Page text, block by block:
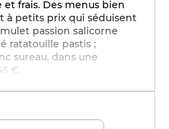
frais. Des menus bien
à petits prix qui séduisent
passion salicorne
ratatouille pastis ;
sureau, dans une
€.